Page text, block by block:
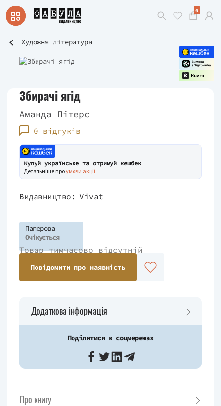
0
Художня література
Збирачі ягід
Аманда Пітерс
0 відгуків
Купуй українське та отримуй кешбек
Детальніше проумови акції
Видавництво: Vivat
Паперова
Очікується
Товар тимчасово відсутній
Повідомити про наявність
Додаткова інформація
Поділитися в соцмережах
Про книгу